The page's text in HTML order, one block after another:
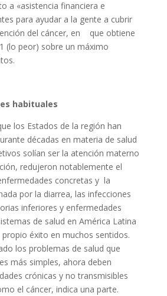
a «asistencia financiera e
para ayudar a la gente a cubrir
del cáncer, en que obtiene
(lo peor) sobre un máximo
habituales
los Estados de la región han
décadas en materia de salud
solían ser la atención materno
redujeron notablemente el
concretas y la
por la diarrea, las infecciones
inferiores y enfermedades
de salud en América Latina
éxito en muchos sentidos.
los problemas de salud que
más simples, ahora deben
crónicas y no transmisibles
el cáncer, indica una parte.